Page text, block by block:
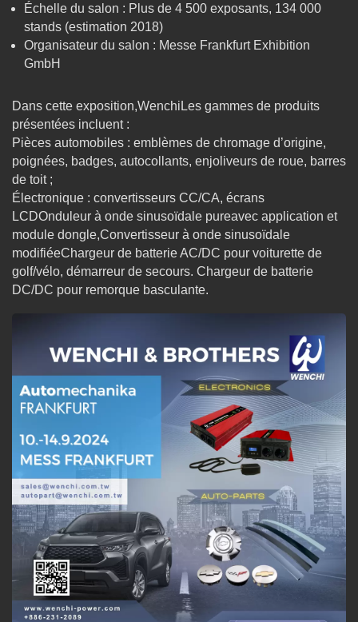
Échelle du salon : Plus de 4 500 exposants, 134 000
stands (estimation 2018)
Organisateur du salon : Messe Frankfurt Exhibition
GmbH
Dans cette exposition,WenchiLes gammes de produits
présentées incluent :
Pièces automobiles : emblèmes de chromage d’origine,
poignées, badges, autocollants, enjoliveurs de roue, barres
de toit ;
Électronique : convertisseurs CC/CA, écrans
LCDOnduleur à onde sinusoïdale pureavec application et
module dongle,Convertisseur à onde sinusoïdale
modifiéeChargeur de batterie AC/DC pour voiturette de
golf/vélo, démarreur de secours. Chargeur de batterie
DC/DC pour remorque basculante.